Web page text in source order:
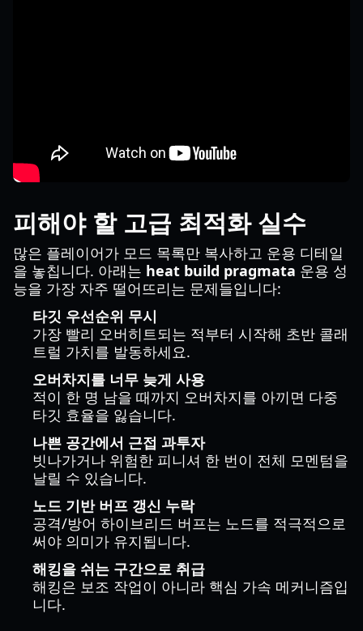
피해야 할 고급 최적화 실수
많은 플레이어가 모드 목록만 복사하고 운용 디테일
을 놓칩니다. 아래는 heat build pragmata 운용 성
능을 가장 자주 떨어뜨리는 문제들입니다:
타깃 우선순위 무시
가장 빨리 오버히트되는 적부터 시작해 초반 콜래
트럴 가치를 발동하세요.
오버차지를 너무 늦게 사용
적이 한 명 남을 때까지 오버차지를 아끼면 다중
타깃 효율을 잃습니다.
나쁜 공간에서 근접 과투자
빗나가거나 위험한 피니셔 한 번이 전체 모멘텀을
날릴 수 있습니다.
노드 기반 버프 갱신 누락
공격/방어 하이브리드 버프는 노드를 적극적으로
써야 의미가 유지됩니다.
해킹을 쉬는 구간으로 취급
해킹은 보조 작업이 아니라 핵심 가속 메커니즘입
니다.